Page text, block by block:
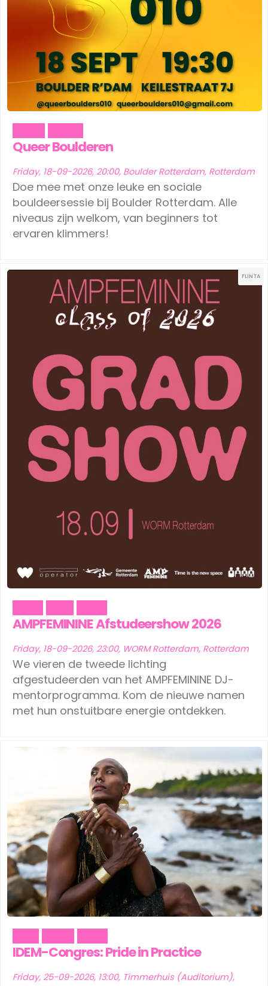
Queer Boulderen
Friday, 18-09-2026, 20:00, Boulder Rotterdam, Rotterdam
Doe mee met onze leuke en sociale
bouldeersessie bij Boulder Rotterdam. Alle
niveaus zijn welkom, van beginners tot
ervaren klimmers!
FLINTA
AMPFEMININE Afstudeershow 2026
Friday, 18-09-2026, 23:00, WORM Rotterdam, Rotterdam
We vieren de tweede lichting
afgestudeerden van het AMPFEMININE DJ-
mentorprogramma. Kom de nieuwe namen
met hun onstuitbare energie ontdekken.
IDEM-Congres: Pride in Practice
Friday, 25-09-2026, 13:00, Timmerhuis (Auditorium),